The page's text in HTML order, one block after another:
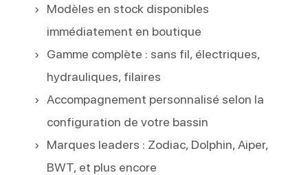
Modèles en stock disponibles
immédiatement en boutique
Gamme complète : sans fil, électriques,
hydrauliques, filaires
Accompagnement personnalisé selon la
configuration de votre bassin
Marques leaders : Zodiac, Dolphin, Aiper,
BWT, et plus encore